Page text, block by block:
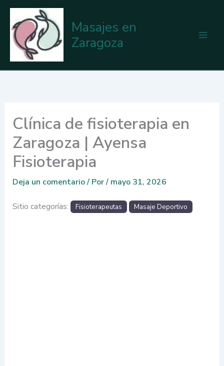
contenido
Masajes en
Zaragoza
Clínica de fisioterapia en
Zaragoza | Ayensa
Fisioterapia
Deja un comentario/ Por/ mayo 31, 2026
Sitio categorías: Fisioterapeutas Masaje Deportivo